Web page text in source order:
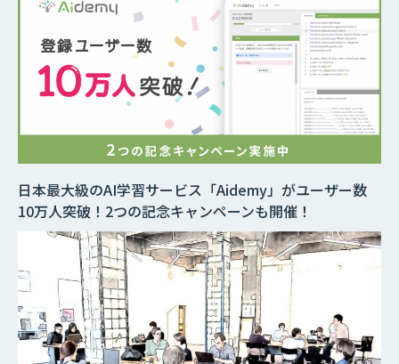
日本最大級のAI学習サービス「Aidemy」がユーザー数
10万人突破！2つの記念キャンペーンも開催！